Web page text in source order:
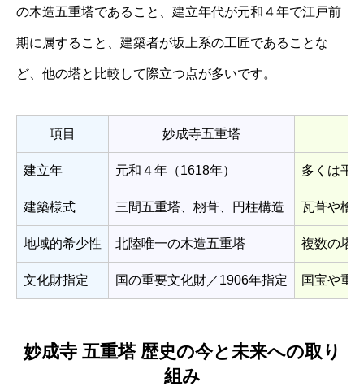
の木造五重塔であること、建立年代が元和４年で江戸前
期に属すること、建築者が坂上系の工匠であることな
ど、他の塔と比較して際立つ点が多いです。
項目 妙成寺五重塔
建立年 元和４年（1618年） 多くは平
建築様式 三間五重塔、栩葺、円柱構造 瓦葺や檜
地域的希少性 北陸唯一の木造五重塔 複数の塔
文化財指定 国の重要文化財／1906年指定 国宝や重
妙成寺 五重塔 歴史の今と未来への取り
組み